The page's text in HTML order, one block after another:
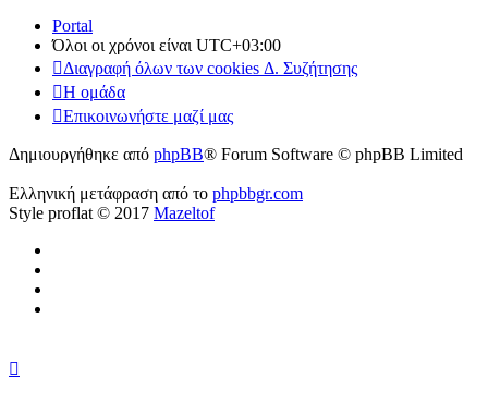
Portal
Όλοι οι χρόνοι είναι UTC+03:00
Διαγραφή όλων των cookies Δ. Συζήτησης
Η ομάδα
Επικοινωνήστε μαζί μας
Δημιουργήθηκε από phpBB® Forum Software © phpBB Limited
Ελληνική μετάφραση από το phpbbgr.com
Style proflat © 2017 Mazeltof